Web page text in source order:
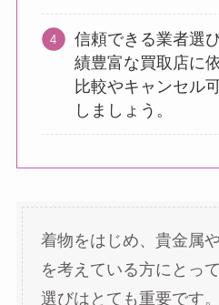
信頼できる業者選
績豊富な買取店に
比較やキャンセル
しましょう。
着物をはじめ、貴金属
を考えている方にとっ
選びはとても重要です。